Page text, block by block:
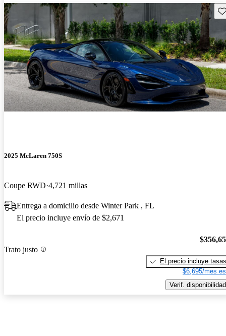
2025 McLaren 750S
Coupe RWD 4,721 millas
Entrega a domicilio desde Winter Park , FL
El precio incluye envío de $2,671
Trato justo
El precio incluye tasas
$6,695/mes
Verif. disponibilidad